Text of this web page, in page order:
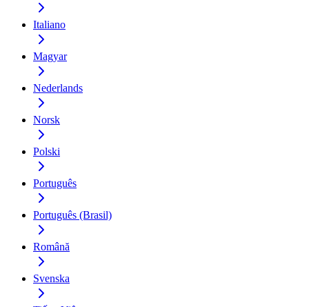
Italiano
Magyar
Nederlands
Norsk
Polski
Português
Português (Brasil)
Română
Svenska